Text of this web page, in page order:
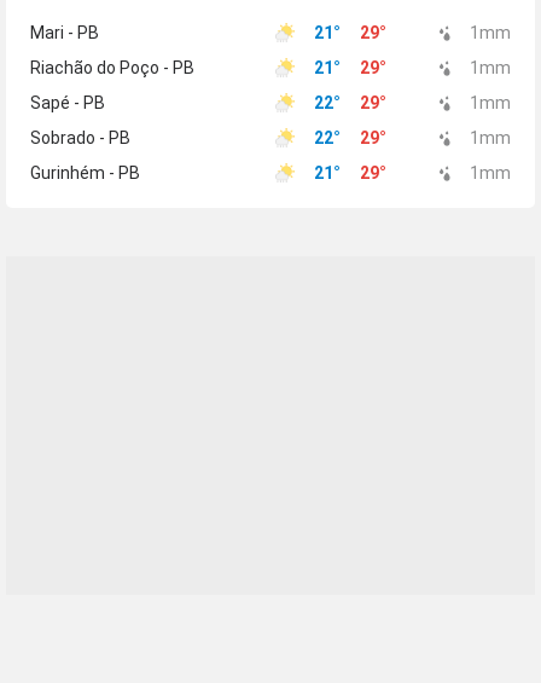
Mari - PB 21° 29° 1 mm
Riachão do Poço - PB
21° 29° 1 mm
Sapé - PB
22° 29° 1 mm
Sobrado - PB
22° 29° 1 mm
Gurinhém - PB
21° 29° 1 mm